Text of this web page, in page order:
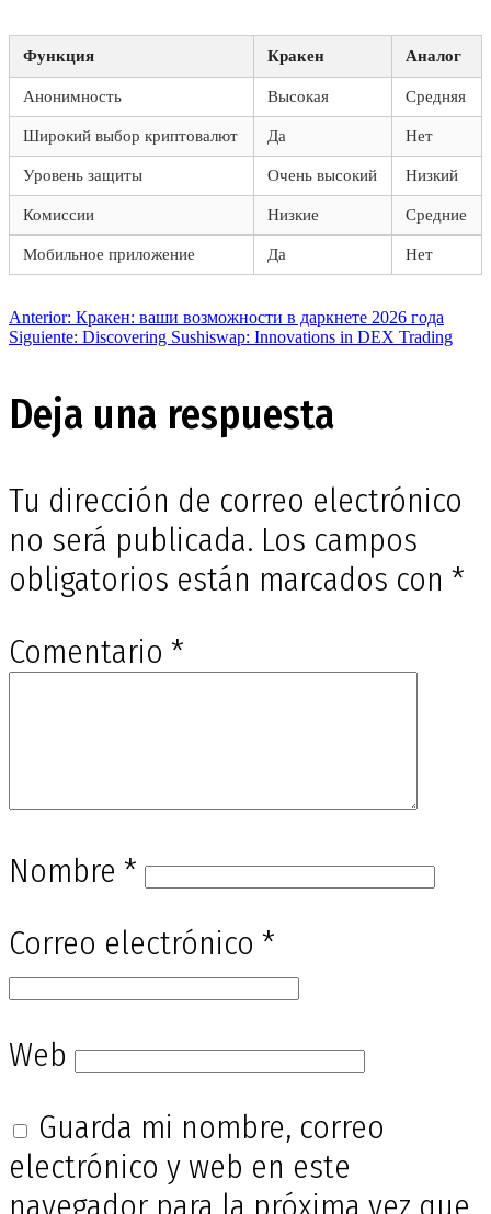
Функция Кракен Аналог
Анонимность Высокая Средняя
Широкий выбор криптовалют Да Нет
Уровень защиты Очень высокий Низкий
Комиссии Низкие Средние
Мобильное приложение Да Нет
Navegación
de
entradas
Anterior: Entrada
anterior:
Кракен: ваши возможности в даркнете 2026 года
Siguiente: Siguiente
Discovering Sushiswap: Innovations in DEX Trading
Deja una respuesta
Tu dirección de correo electrónico
no será publicada. Los campos
obligatorios están marcados con *
Comentario *
Nombre *
Correo electrónico *
Web
Guarda mi nombre, correo
electrónico y web en este